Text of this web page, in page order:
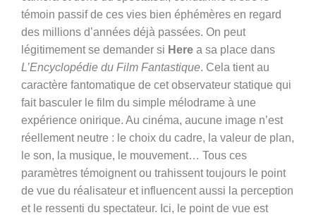
témoin passif de ces vies bien éphémères en regard
des millions d’années déjà passées. On peut
légitimement se demander si Here a sa place dans
L’Encyclopédie du Film Fantastique. Cela tient au
caractère fantomatique de cet observateur statique qui
fait basculer le film du simple mélodrame à une
expérience onirique. Au cinéma, aucune image n’est
réellement neutre : le choix du cadre, la valeur de plan,
le son, la musique, le mouvement… Tous ces
paramètres témoignent ou trahissent toujours le point
de vue du réalisateur et influencent aussi la perception
et le ressenti du spectateur. Ici, le point de vue est